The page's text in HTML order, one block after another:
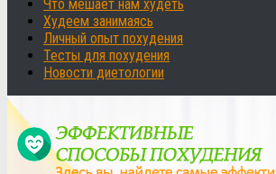
Что мешает нам худеть
Худеем занимаясь
Личный опыт похудения
Тесты для похудения
Новости диетологии